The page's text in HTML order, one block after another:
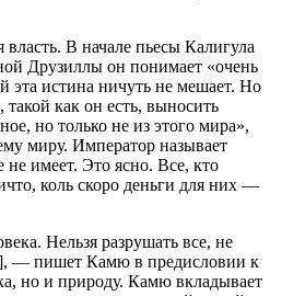
В начале пьесы Калигула
Друзиллы он понимает «очень
истина ничуть не мешает. Но
как он есть, выносить
но только не из этого мира»,
миру. Император называет
не имеет. Это ясно. Все, кто
коль скоро деньги для них —
Нельзя разрушать все, не
— пишет Камю в предисловии к
но и природу. Камю вкладывает